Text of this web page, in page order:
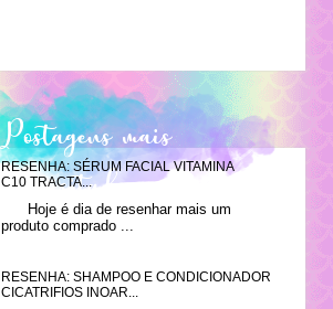
Postagens mais
visitadas
RESENHA: SÉRUM FACIAL VITAMINA
C10 TRACTA...
Hoje é dia de resenhar mais um
produto comprado ...
RESENHA: SHAMPOO E CONDICIONADOR
CICATRIFIOS INOAR...